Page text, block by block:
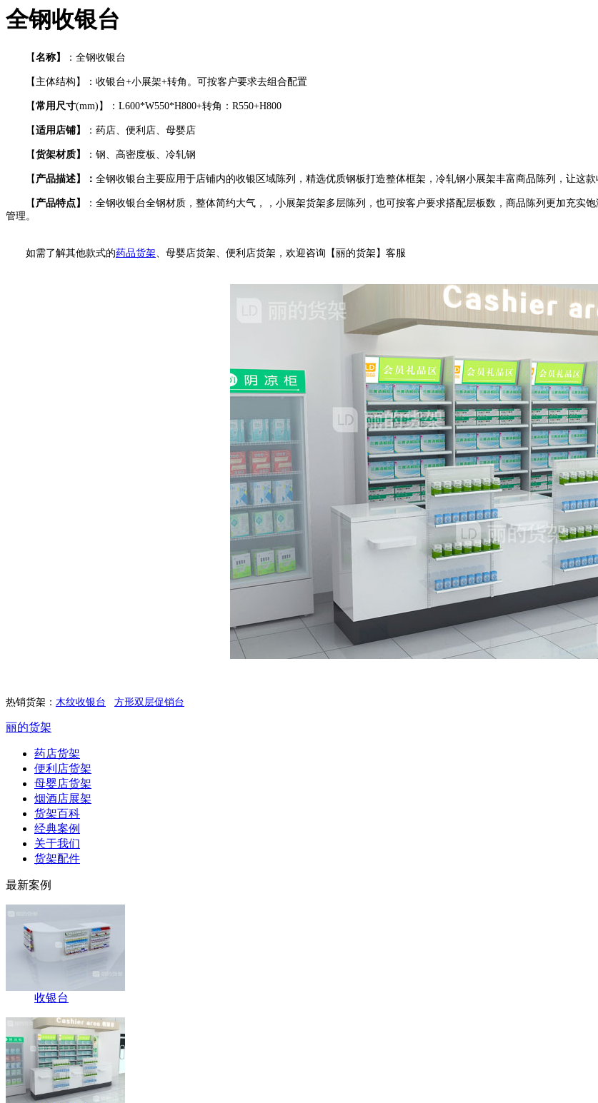
全钢收银台
【名称】 ：全钢收银台
【主体结构】：收银台+小展架+转角。可按客户要求去组合配置
【常用尺寸(mm)】：L600*W550*H800+转角：R550+H800
【适用店铺】 ：药店、便利店、母婴店
【货架材质】 ：钢、高密度板、冷轧钢
【 产品描述】： 全钢收银台主要应用于店铺内的收银区域陈列，精选优质钢板打造整体框架，冷轧钢小展架丰富商品陈列，让这款
【 产品特点】
：全钢收银台全钢材质，整体简约大气，，小展架货架多层陈列，也可按客户要求搭配层板数，商品陈列更加充实
管理。
如需了解其他款式的药品货架 、母婴店货架、便利店货架，欢迎咨询【丽的货架】客服
热销货架： 木纹收银台 方形双层促销台
丽的货架
药店货架
便利店货架
母婴店货架
烟酒店展架
货架百科
经典案例
关于我们
货架配件
最新案例
收银台